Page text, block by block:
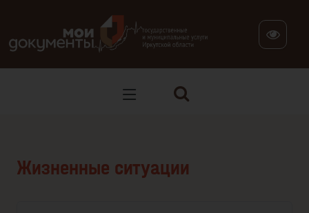
Жизненные ситуации